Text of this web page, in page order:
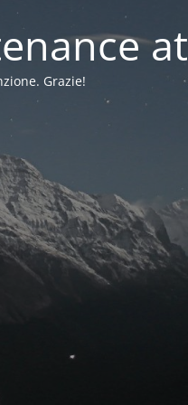
Grazie!